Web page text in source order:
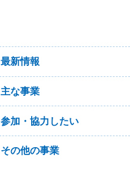
最新情報
主な事業
参加・協力したい
その他の事業